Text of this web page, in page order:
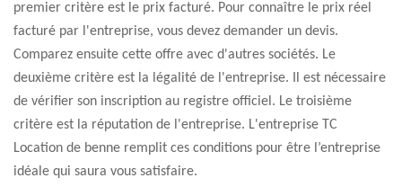
premier critère est le prix facturé. Pour connaître le prix réel
facturé par l'entreprise, vous devez demander un devis.
Comparez ensuite cette offre avec d'autres sociétés. Le
deuxième critère est la légalité de l'entreprise. Il est nécessaire
de vérifier son inscription au registre officiel. Le troisième
critère est la réputation de l'entreprise. L'entreprise TC
Location de benne remplit ces conditions pour être l’entreprise
idéale qui saura vous satisfaire.